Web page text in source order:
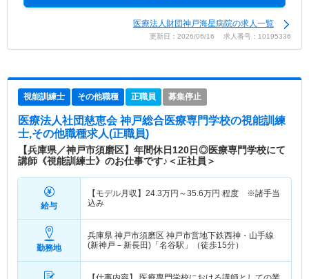
医療法人財団神戸海星病院の求人一覧
更新日：2026/06/16 求人番号：10195336
視能訓練士 その他職種 正職員 募集停止
医療法人社団慈恵会 神戸総合医療専門学校の視能訓練
士,その他職種求人(正職員)
【兵庫県／神戸市須磨区】年間休日120日◎医療専門学校にて
講師《視能訓練士》のお仕事です♪＜正社員＞
給与
【モデル月収】 24.3万円～35.6万円 程度 ※諸手当
込み
勤務地
兵庫県 神戸市須磨区 神戸市営地下鉄西神・山手線
(新神戸－新長田)「名谷駅」（徒歩15分）